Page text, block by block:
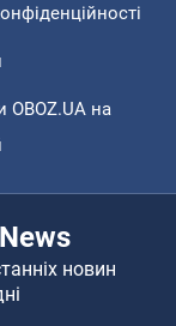
OBOZ.UA на
новин